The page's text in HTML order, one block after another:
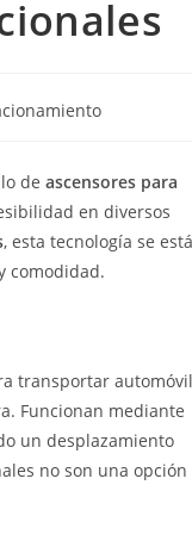
de ascensores para
en diversos
, esta tecnología se está
comodidad.
transportar
Funcionan mediante
un desplazamiento
no son una opción